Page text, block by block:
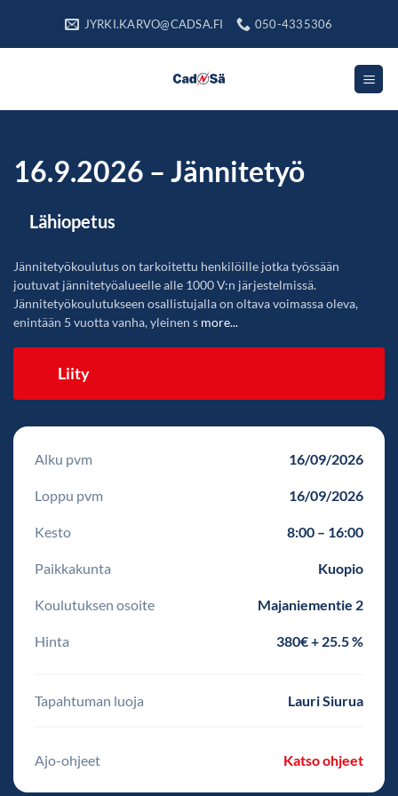
JYRKI.KARVO@CADSA.FI 050-4335306
16.9.2026 – Jännitetyö
Lähiopetus
Jännitetyökoulutus on tarkoitettu henkilöille jotka työssään
joutuvat jännitetyöalueelle alle 1000 V:n järjestelmissä.
Jännitetyökoulutukseen osallistujalla on oltava voimassa oleva,
enintään 5 vuotta vanha, yleinen s more...
Liity
Alku pvm 16/09/2026
Loppu pvm 16/09/2026
Kesto 8:00 – 16:00
Paikkakunta Kuopio
Koulutuksen osoite Majaniementie 2
Hinta 380€ + 25.5 %
Tapahtuman luoja Lauri Siurua
Ajo-ohjeet Katso ohjeet